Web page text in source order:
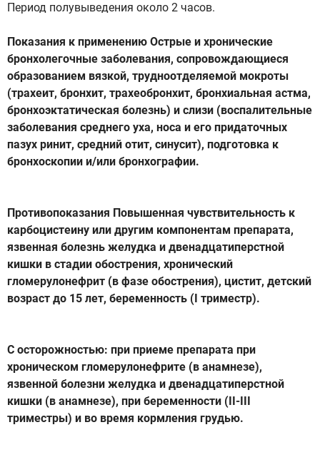
Период полувыведения около 2 часов.
Показания к применению Острые и хронические
бронхолегочные заболевания, сопровождающиеся
образованием вязкой, трудноотделяемой мокроты
(трахеит, бронхит, трахеобронхит, бронхиальная астма,
бронхоэктатическая болезнь) и слизи (воспалительные
заболевания среднего уха, носа и его придаточных
пазух ринит, средний отит, синусит), подготовка к
бронхоскопии и/или бронхографии.
Противопоказания Повышенная чувствительность к
карбоцистеину или другим компонентам препарата,
язвенная болезнь желудка и двенадцатиперстной
кишки в стадии обострения, хронический
гломерулонефрит (в фазе обострения), цистит, детский
возраст до 15 лет, беременность (I триместр).
С осторожностью: при приеме препарата при
хроническом гломерулонефрите (в анамнезе),
язвенной болезни желудка и двенадцатиперстной
кишки (в анамнезе), при беременности (II-III
триместры) и во время кормления грудью.